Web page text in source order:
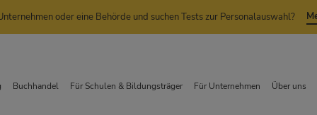
oder eine Behörde und suchen Tests zur Personalauswahl?
Buchhandel Für Schulen & Bildungsträger Für Unternehmen Über uns